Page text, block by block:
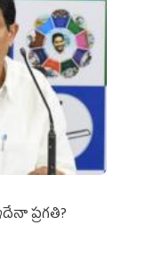
ప్రగతి?